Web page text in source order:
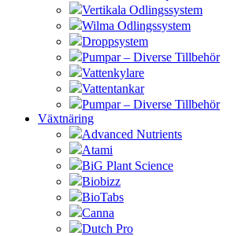
Vertikala Odlingssystem
Wilma Odlingssystem
Droppsystem
Pumpar – Diverse Tillbehör
Vattenkylare
Vattentankar
Pumpar – Diverse Tillbehör
Växtnäring
Advanced Nutrients
Atami
BiG Plant Science
Biobizz
BioTabs
Canna
Dutch Pro